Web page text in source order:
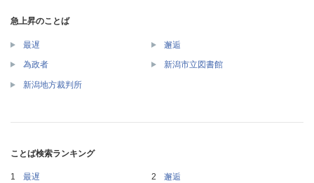
急上昇のことば
最遅 邂逅
為政者 新潟市立図書館
新潟地方裁判所
ことば検索ランキング
最遅
邂逅